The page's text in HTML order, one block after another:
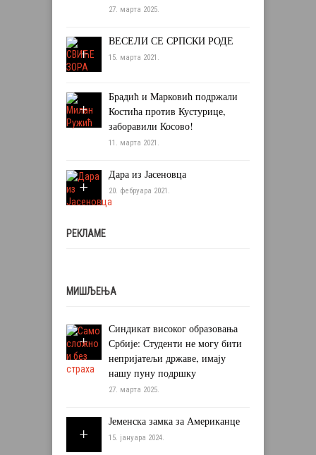
27. марта 2025.
ВЕСЕЛИ СЕ СРПСКИ РОДЕ
15. марта 2021.
Брадић и Марковић подржали
Костића против Кустурице,
заборавили Косово!
11. марта 2021.
Дара из Јасеновца
20. фебруара 2021.
РЕКЛАМЕ
МИШЉЕЊА
Синдикат високог образовања
Србије: Студенти не могу бити
непријатељи државе, имају
нашу пуну подршку
27. марта 2025.
Јеменска замка за Американце
15. јануара 2024.